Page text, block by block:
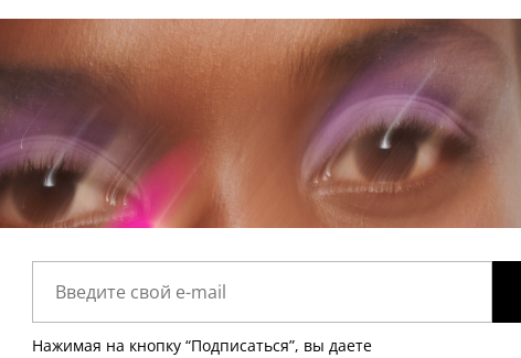
Нажимая на кнопку “Подписаться”, вы даете